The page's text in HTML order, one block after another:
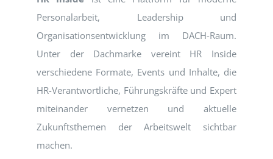
Personalarbeit, Leadership und
Organisationsentwicklung im DACH-Raum.
Unter der Dachmarke vereint HR Inside
verschiedene Formate, Events und Inhalte, die
HR-Verantwortliche, Führungskräfte und Expert
miteinander vernetzen und aktuelle
Zukunftsthemen der Arbeitswelt sichtbar
machen.